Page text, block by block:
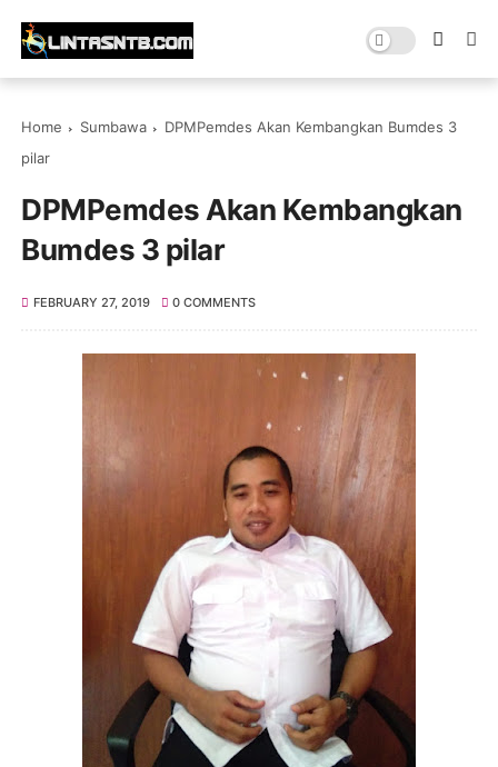
Home Sumbawa
DPMPemdes Akan Kembangkan Bumdes 3
pilar
DPMPemdes Akan Kembangkan
Bumdes 3 pilar
FEBRUARY 27, 2019 0 COMMENTS